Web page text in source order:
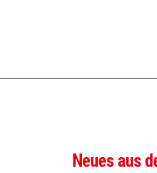
Neues aus